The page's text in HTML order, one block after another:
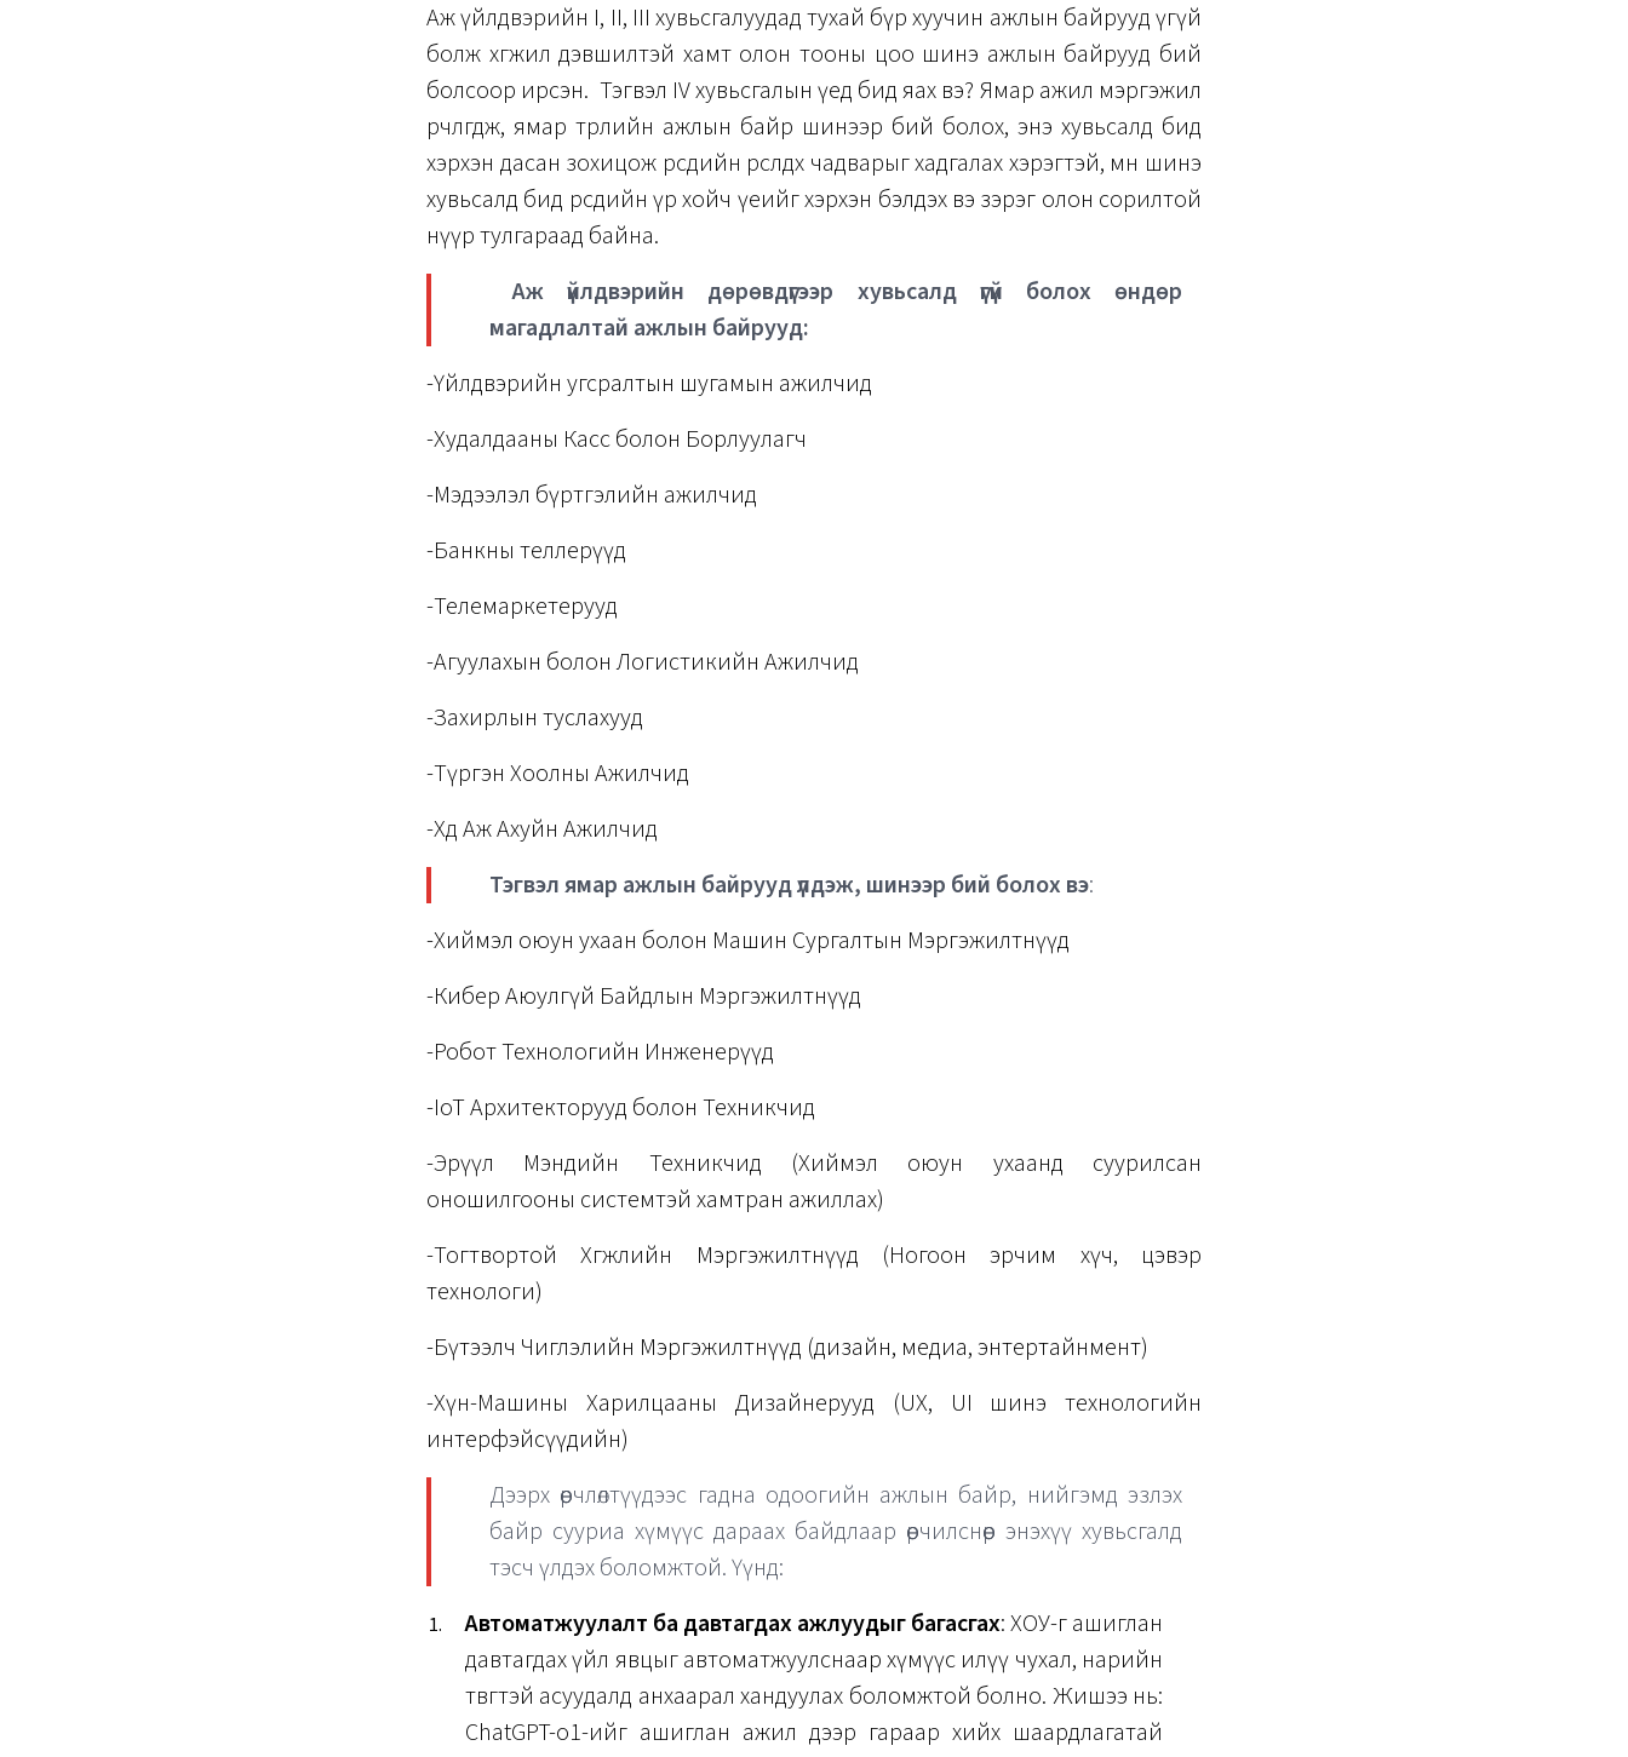
Аж үйлдвэрийн I, II, III хувьсгалуудад тухай бүр хуучин ажлын байрууд үгүй
болж хөгжил дэвшилтэй хамт олон тооны цоо шинэ ажлын байрууд бий
болсоор ирсэн. Тэгвэл IV хувьсгалын үед бид яах вэ? Ямар ажил мэргэжил
өөрчлөгдөж, ямар төрлийн ажлын байр шинээр бий болох, энэ хувьсалд бид
хэрхэн дасан зохицож өөрсдийн өрсөлдөх чадварыг хадгалах хэрэгтэй, мөн шинэ
хувьсалд бид өөрсдийн үр хойч үеийг хэрхэн бэлдэх вэ зэрэг олон сорилтой
нүүр тулгараад байна.
Аж үйлдвэрийн дөрөвдүгээр хувьсалд үгүй болох өндөр
магадлалтай ажлын байрууд:
-Үйлдвэрийн угсралтын шугамын ажилчид
-Худалдааны Касс болон Борлуулагч
-Мэдээлэл бүртгэлийн ажилчид
-Банкны теллерүүд
-Телемаркетерууд
-Агуулахын болон Логистикийн Ажилчид
-Захирлын туслахууд
-Түргэн Хоолны Ажилчид
-Хөдөө Аж Ахуйн Ажилчид
Тэгвэл ямар ажлын байрууд үлдэж, шинээр бий болох вэ:
-Хиймэл оюун ухаан болон Машин Сургалтын Мэргэжилтнүүд
-Кибер Аюулгүй Байдлын Мэргэжилтнүүд
-Робот Технологийн Инженерүүд
-IoT Архитекторууд болон Техникчид
-Эрүүл Мэндийн Техникчид (Хиймэл оюун ухаанд суурилсан
оношилгооны системтэй хамтран ажиллах)
-Тогтвортой Хөгжлийн Мэргэжилтнүүд (Ногоон эрчим хүч, цэвэр
технологи)
-Бүтээлч Чиглэлийн Мэргэжилтнүүд (дизайн, медиа, энтертайнмент)
-Хүн-Машины Харилцааны Дизайнерууд (UX, UI шинэ технологийн
интерфэйсүүдийн)
Дээрх өөрчлөлтүүдээс гадна одоогийн ажлын байр, нийгэмд эзлэх
байр сууриа хүмүүс дараах байдлаар өөрчилснөөр энэхүү хувьсгалд
тэсч үлдэх боломжтой. Үүнд:
Автоматжуулалт ба давтагдах ажлуудыг багасгах: ХОУ-г ашиглан
давтагдах үйл явцыг автоматжуулснаар хүмүүс илүү чухал, нарийн
төвөгтэй асуудалд анхаарал хандуулах боломжтой болно. Жишээ нь:
ChatGPT-o1-ийг ашиглан ажил дээр гараар хийх шаардлагатай